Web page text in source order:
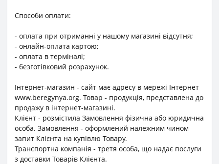
Способи оплати:
- оплата при отриманні у нашому магазині відсутня;
- онлайн-оплата картою;
- оплата в терміналі;
- безготівковий розрахунок.
Інтернет-магазин - сайт має адресу в мережі Інтернет
www.beregynya.org. Товар - продукція, представлена до
продажу в інтернет-магазині.
Клієнт - розмістила Замовлення фізична або юридична
особа. Замовлення - оформлений належним чином
запит Клієнта на купівлю Товару.
Транспортна компанія - третя особа, що надає послуги
з доставки Товарів Клієнта.